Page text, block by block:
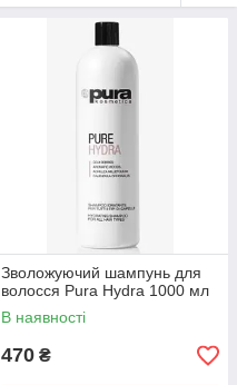
Зволожуючий шампунь для
волосся Рura Hydra 1000 мл
В наявності
470 ₴